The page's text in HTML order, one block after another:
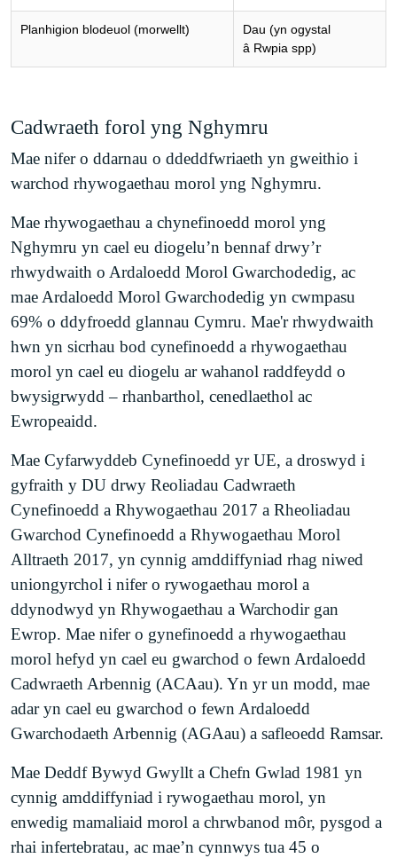
Planhigion blodeuol (morwellt)
Dau (yn ogystal
â Rwpia spp)
Cadwraeth forol yng Nghymru
Mae nifer o ddarnau o ddeddfwriaeth yn gweithio i
warchod rhywogaethau morol yng Nghymru.
Mae rhywogaethau a chynefinoedd morol yng
Nghymru yn cael eu diogelu’n bennaf drwy’r
rhwydwaith o Ardaloedd Morol Gwarchodedig, ac
mae Ardaloedd Morol Gwarchodedig yn cwmpasu
69% o ddyfroedd glannau Cymru. Mae'r rhwydwaith
hwn yn sicrhau bod cynefinoedd a rhywogaethau
morol yn cael eu diogelu ar wahanol raddfeydd o
bwysigrwydd – rhanbarthol, cenedlaethol ac
Ewropeaidd.
Mae Cyfarwyddeb Cynefinoedd yr UE, a droswyd i
gyfraith y DU drwy Reoliadau Cadwraeth
Cynefinoedd a Rhywogaethau 2017 a Rheoliadau
Gwarchod Cynefinoedd a Rhywogaethau Morol
Alltraeth 2017, yn cynnig amddiffyniad rhag niwed
uniongyrchol i nifer o rywogaethau morol a
ddynodwyd yn Rhywogaethau a Warchodir gan
Ewrop. Mae nifer o gynefinoedd a rhywogaethau
morol hefyd yn cael eu gwarchod o fewn Ardaloedd
Cadwraeth Arbennig (ACAau). Yn yr un modd, mae
adar yn cael eu gwarchod o fewn Ardaloedd
Gwarchodaeth Arbennig (AGAau) a safleoedd Ramsar.
Mae Deddf Bywyd Gwyllt a Chefn Gwlad 1981 yn
cynnig amddiffyniad i rywogaethau morol, yn
enwedig mamaliaid morol a chrwbanod môr, pysgod a
rhai infertebratau, ac mae’n cynnwys tua 45 o